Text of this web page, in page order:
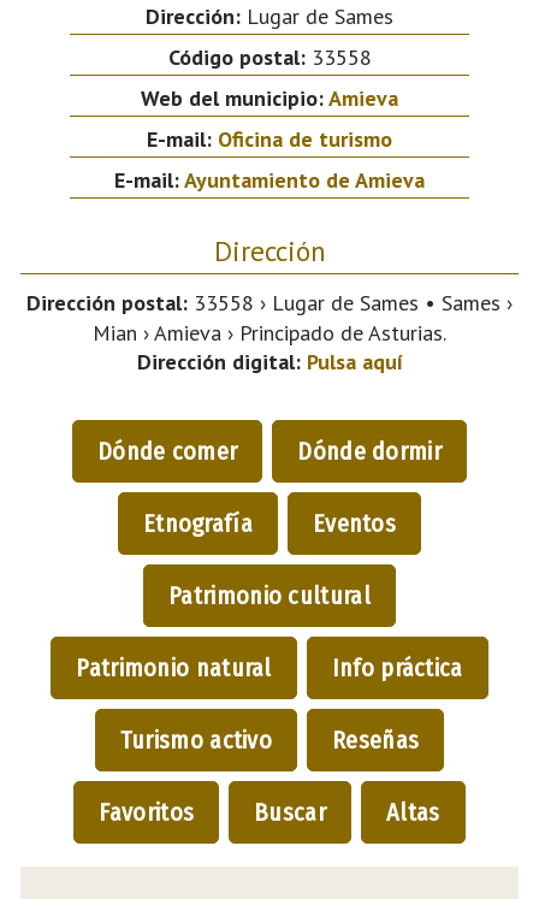
Dirección: Lugar de Sames
Código postal:33558
Web del municipio:Amieva
E-mail: Oficina de turismo
E-mail:Ayuntamiento de Amieva
Dirección
Dirección postal: 33558 › Lugar de Sames • Sames ›
Mian › Amieva › Principado de Asturias.
Dirección digital: Pulsa aquí
Dónde comer Dónde dormir
Etnografía Eventos
Patrimonio cultural
Patrimonio natural Info práctica
Turismo activo Reseñas
Favoritos Buscar Altas